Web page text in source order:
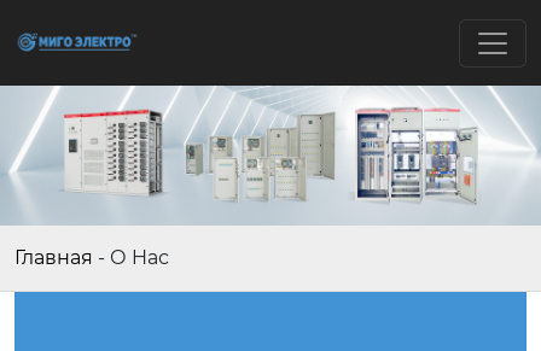
Главная - О Hас